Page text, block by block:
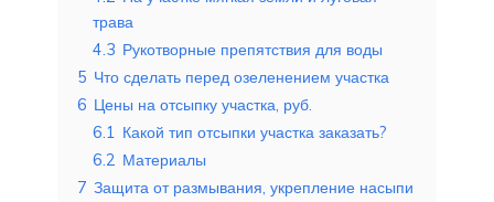
трава
4.3 Рукотворные препятствия для воды
5 Что сделать перед озеленением участка
6 Цены на отсыпку участка, руб.
6.1 Какой тип отсыпки участка заказать?
6.2 Материалы
7 Защита от размывания, укрепление насыпи